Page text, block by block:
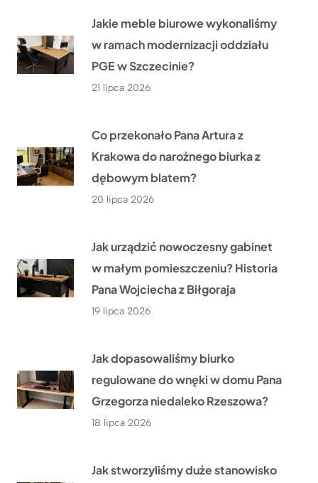
Jakie meble biurowe wykonaliśmy
w ramach modernizacji oddziału
PGE w Szczecinie?
21 lipca 2026
Co przekonało Pana Artura z
Krakowa do narożnego biurka z
dębowym blatem?
20 lipca 2026
Jak urządzić nowoczesny gabinet
w małym pomieszczeniu? Historia
Pana Wojciecha z Biłgoraja
19 lipca 2026
Jak dopasowaliśmy biurko
regulowane do wnęki w domu Pana
Grzegorza niedaleko Rzeszowa?
18 lipca 2026
Jak stworzyliśmy duże stanowisko